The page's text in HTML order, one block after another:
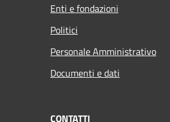
Enti e fondazioni
Politici
Personale Amministrativo
Documenti e dati
CONTATTI